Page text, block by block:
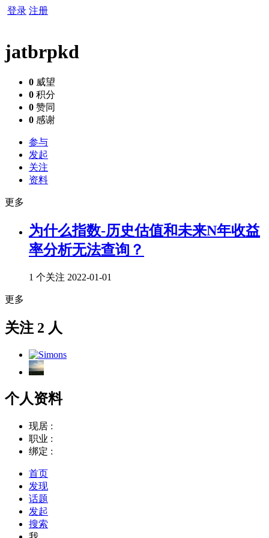
登录 注册
jatbrpkd
0 威望
0 积分
0 赞同
0 感谢
参与
发起
关注
资料
更多
为什么指数-历史估值和未来N年收益
率分析无法查询？
1 个关注 2022-01-01
更多
关注 2 人
个人资料
现居 :
职业 :
绑定 :
首页
发现
话题
发起
搜索